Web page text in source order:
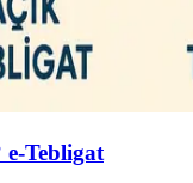
Tebligat